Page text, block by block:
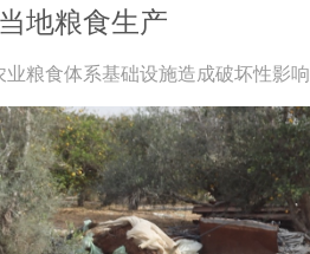
地粮食生产
粮食体系基础设施造成破坏性影响